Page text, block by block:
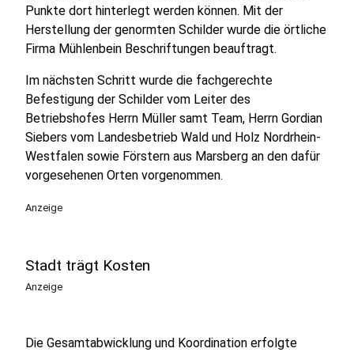
Punkte dort hinterlegt werden können. Mit der
Herstellung der genormten Schilder wurde die örtliche
Firma Mühlenbein Beschriftungen beauftragt.
Im nächsten Schritt wurde die fachgerechte
Befestigung der Schilder vom Leiter des
Betriebshofes Herrn Müller samt Team, Herrn Gordian
Siebers vom Landesbetrieb Wald und Holz Nordrhein-
Westfalen sowie Förstern aus Marsberg an den dafür
vorgesehenen Orten vorgenommen.
Anzeige
Stadt trägt Kosten
Anzeige
Die Gesamtabwicklung und Koordination erfolgte